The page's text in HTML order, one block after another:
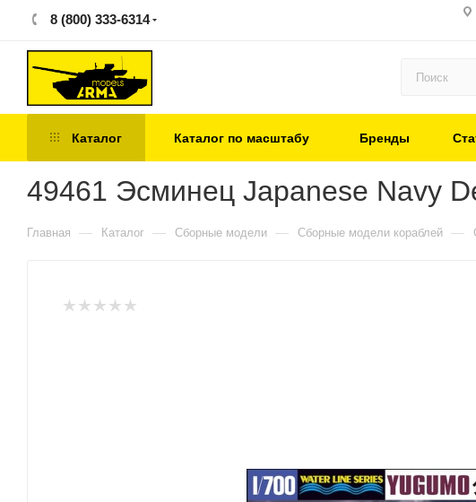
8 (800) 333-6314
Каталог Каталог по масштабу Бренды
49461 Эсминец Japanese Navy
Главная — Каталог — Сборные модели — Сборные модели кораблей —